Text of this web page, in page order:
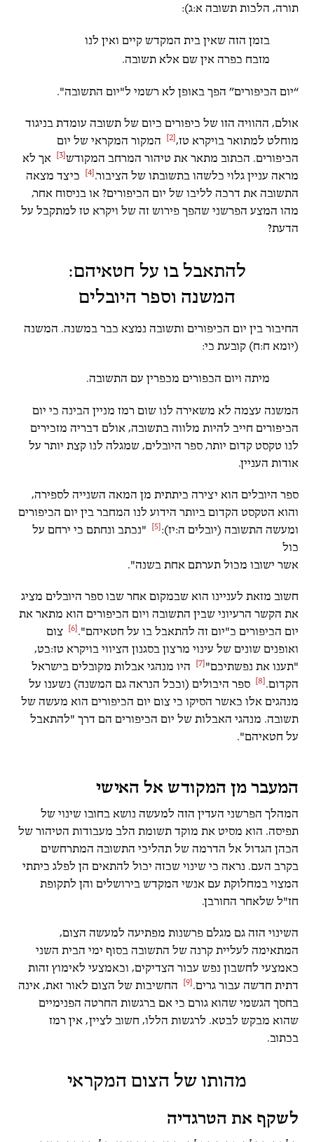
תורה, הלכות תשובה א:ג):
בזמן הזה שאין בית המקדש קיים ואין לנו
מזבח כפרה אין שם אלא תשובה.
“יום הכיפורים” הפך באופן לא רשמי ל"יום התשובה".
אולם, ההוויה הזו של כיפורים כיום של תשובה עומדת בניגוד
מוחלט למתואר בויקרא טז,[2]
המקור המקראי של יום
הכיפורים. הכתוב מתאר את טיהור המרחב המקודש[3]
אך לא
מראה עניין גלוי כלשהו בתשובתו של הציבור.[4]
כיצד מצאה
התשובה את דרכה לליבו של יום הכיפורים? או בניסוח אחר,
מהו המצע הפרשני שהפך פירוש זה של ויקרא טז למתקבל על
הדעת?
להתאבל בו על חטאיהם:
המשנה וספר היובלים
החיבור בין יום הכיפורים ותשובה נמצא כבר במשנה. המשנה
(יומא ח:ח) קובעת כי:
מיתה ויום הכפורים מכפרין עם התשובה.
המשנה עצמה לא משאירה לנו שום רמז מניין הבינה כי יום
הכיפורים חייב להיות מלווה בתשובה, אולם דבריה מזכירים
לנו טקסט קדום יותר, ספר היובלים, שמגלה לנו קצת יותר על
אודות העניין.
ספר היובלים הוא יצירה כיתתית מן המאה השנייה לספירה,
והוא הטקסט הקדום ביותר הידוע לנו המחבר בין יום הכיפורים
ומעשה התשובה (יובלים ה:יז):[5]
"נכתב ונחתם כי ירחם על
כול
אשר ישובו מכול תערתם אחת בשנה".
חשוב מזאת לעניינו הוא שבמקום אחר שבו ספר היובלים מציג
את הקשר הרעיוני שבין התשובה ויום הכיפורים הוא מתאר את
יום הכיפורים כ"יום זה להתאבל בו על חטאיהם".[6]
צום
ואופנים שונים של עינוי מרצון בסגנון הציווי בויקרא טז:כט,
"תענו את נפשתיכם"[7]
היו מנהגי אבלות מקובלים בישראל
הקדום.[8]
ספר היבולים (וככל הנראה גם המשנה) נשענו על
מנהגים אלו כאשר הסיקו כי צום יום הכיפורים הוא מעשה של
תשובה. מנהגי האבלות של יום הכיפורים הם דרך "להתאבל
על חטאיהם".
המעבר מן המקודש אל האישי
המהלך הפרשני העדין הזה למעשה נושא בחובו שינוי של
תפיסה. הוא מסיט את מוקד תשומת הלב מעבודות הטיהור של
הכהן הגדול אל הדרמה של תהליכי התשובה המתרחשים
בקרב העם. נראה כי שינוי שכזה יכול להתאים הן לפלג כיתתי
המצוי במחלוקת עם אנשי המקדש בירושלים והן לתקופת
חז"ל שלאחר החורבן.
השינוי הזה גם מגלם פרשנות מפתיעה למעשה הצום,
המתאימה לעליית קרנה של התשובה בסוף ימי הבית השני
כאמצעי לחשבון נפש עבור הצדיקים, וכאמצעי לאימוץ זהות
דתית חדשה עבור גרים.[9]
החשיבות של הצום לאור זאת, אינה
בחסך הגשמי שהוא גורם כי אם ברגשות החרטה הפנימיים
שהוא מבקש לבטא. לרגשות הללו, חשוב לציין, אין רמז
בכתוב.
מהותו של הצום המקראי
לשקף את הטרגדיה